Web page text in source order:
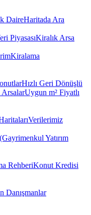
DaireHaritada Ara
PiyasasıKiralık Arsa
Kiralama
Hızlı Geri Dönüşlü
ArsalarUygun m² Fiyatlı
Verilerimiz
Yatırım
RehberiKonut Kredisi
Danışmanlar